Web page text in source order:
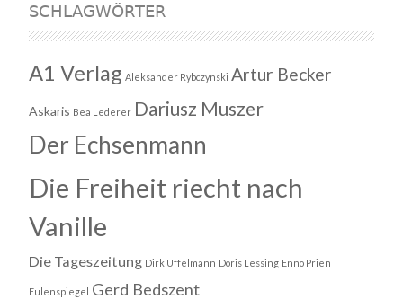
SCHLAGWÖRTER
A1 Verlag Aleksander Rybczynski Artur Becker
Askaris Bea Lederer Dariusz Muszer
Der Echsenmann
Die Freiheit riecht nach
Vanille
Die Tageszeitung Dirk Uffelmann Doris Lessing Enno Prien
Eulenspiegel Gerd Bedszent